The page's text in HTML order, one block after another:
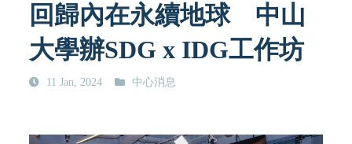
回歸內在永續地球 中山
大學辦SDG x IDG工作坊
11 Jan, 2024 中心消息